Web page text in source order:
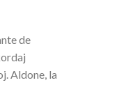
de
Aldone, la